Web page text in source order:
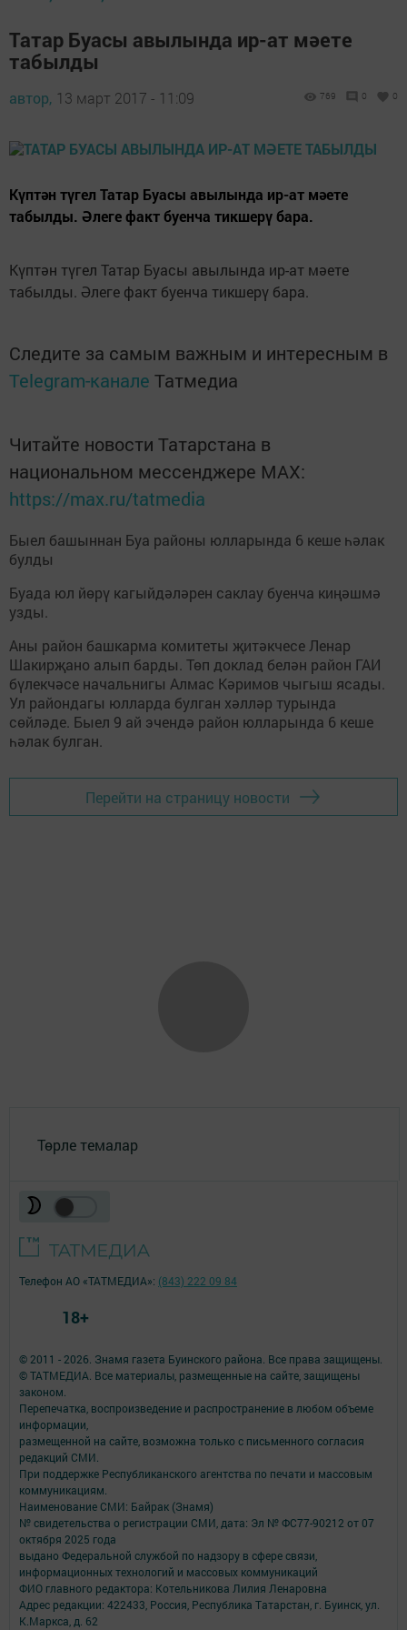
Татар Буасы авылында ир-ат мәете
табылды
автор, 13 март 2017 - 11:09 769 0 0
Күптән түгел Татар Буасы авылында ир-ат мәете
табылды. Әлеге факт буенча тикшерү бара.
Күптән түгел Татар Буасы авылында ир-ат мәете
табылды. Әлеге факт буенча тикшерү бара.
Следите за самым важным и интересным в
Telegram-канале Татмедиа
Читайте новости Татарстана в
национальном мессенджере MАХ:
https://max.ru/tatmedia
Быел башыннан Буа районы юлларында 6 кеше һәлак
булды
Буада юл йөрү кагыйдәләрен саклау буенча киңәшмә
узды.
Аны район башкарма комитеты җитәкчесе Ленар
Шакирҗано алып барды. Төп доклад белән район ГАИ
бүлекчәсе начальнигы Алмас Кәримов чыгыш ясады.
Ул райондагы юлларда булган хәлләр турында
сөйләде. Быел 9 ай эчендә район юлларында 6 кеше
һәлак булган.
Перейти на страницу новости
Төрле темалар
© 2011 - 2026. Знамя газета Буинского района. Все права защищены.
© ТАТМЕДИА. Все материалы, размещенные на сайте, защищены
законом.
Перепечатка, воспроизведение и распространение в любом объеме
информации,
размещенной на сайте, возможна только с письменного согласия
редакций СМИ.
При поддержке Республиканского агентства по печати и массовым
коммуникациям.
Наименование СМИ: Байрак (Знамя)
№ свидетельства о регистрации СМИ, дата: Эл № ФС77-90212 от 07
октября 2025 года
выдано Федеральной службой по надзору в сфере связи,
информационных технологий и массовых коммуникаций
ФИО главного редактора: Котельникова Лилия Ленаровна
Адрес редакции: 422433, Россия, Республика Татарстан, г. Буинск, ул.
К.Маркса, д. 62
Телефон АО «ТАТМЕДИА»: (843) 222 09 84
18+